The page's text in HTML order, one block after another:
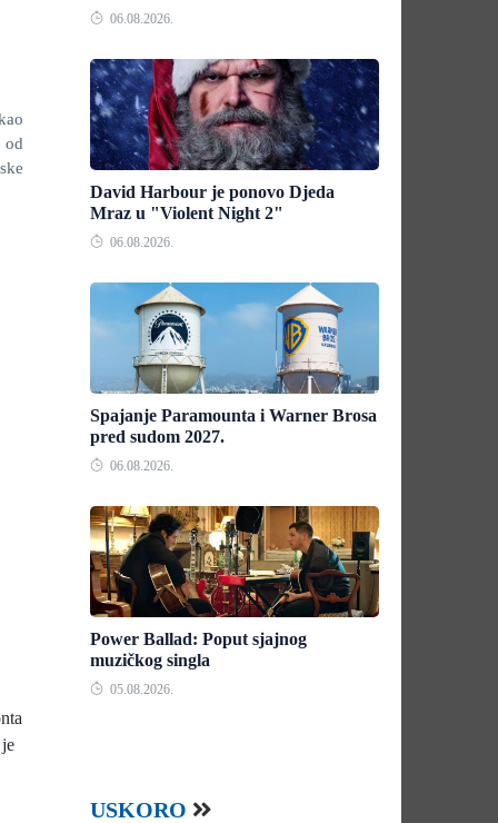
06.08.2026.
David Harbour je ponovo Djeda
Mraz u "Violent Night 2"
06.08.2026.
Spajanje Paramounta i Warner Brosa
pred sudom 2027.
06.08.2026.
Power Ballad: Poput sjajnog
muzičkog singla
05.08.2026.
USKORO